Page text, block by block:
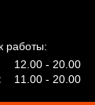
работы:
12.00 - 20.00
11.00 - 20.00